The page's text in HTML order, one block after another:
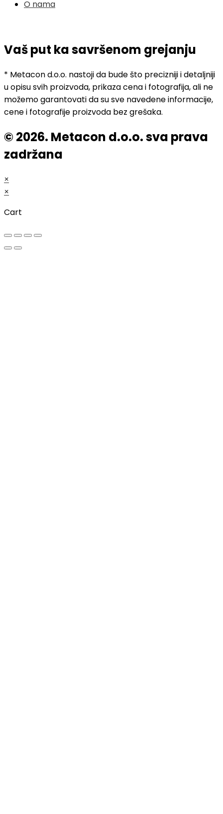
O nama
Vaš put ka savršenom grejanju
* Metacon d.o.o. nastoji da bude što precizniji i detaljniji
u opisu svih proizvoda, prikaza cena i fotografija, ali ne
možemo garantovati da su sve navedene informacije,
cene i fotografije proizvoda bez grešaka.
© 2026. Metacon d.o.o. sva prava
zadržana
×
×
Cart